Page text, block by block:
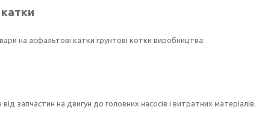
на асфальтові катки грунтові котки виробництва:
запчастин на двигун до головних насосів і витратних матеріалів.